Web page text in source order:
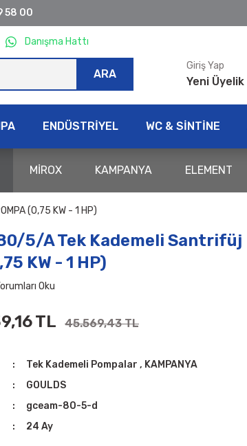
58 00
Danışma Hattı
ARA
Giriş Yap
Yeni Üyelik
ENDÜSTRİYEL WC & SİNTİNE
MİROX KAMPANYA ELEMENT
(0,75 KW - 1 HP)
5/A Tek Kademeli Santrifüj
KW - 1 HP)
Oku
TL 45.569,43 TL
Tek Kademeli Pompalar , KAMPANYA
GOULDS
gceam-80-5-d
24 Ay